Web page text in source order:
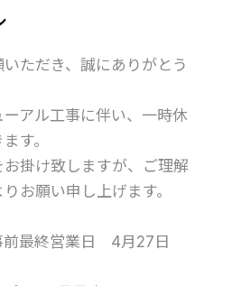
ただき、誠にありがとう
アル工事に伴い、一時休
す。
掛け致しますが、ご理解
お願い申し上げます。
最終営業日 4月27日